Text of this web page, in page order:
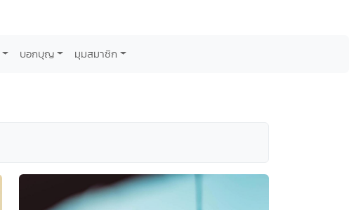
บอกบุญ มุมสมาชิก